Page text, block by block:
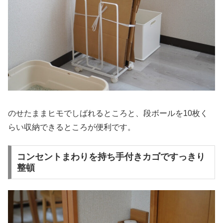
のせたままヒモでしばれるところと、段ボールを10枚く
らい収納できるところが便利です。
コンセントまわりを持ち手付きカゴですっきり
整頓